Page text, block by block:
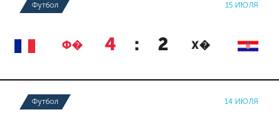
Футбол 15 ИЮЛЯ
Ф� 4 : 2 Х�
Футбол 14 ИЮЛЯ